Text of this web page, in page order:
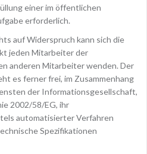
einer im öffentlichen
erforderlich.
auf Widerspruch kann sich die
jeden Mitarbeiter der
anderen Mitarbeiter wenden. Der
es ferner frei, im Zusammenhang
der Informationsgesellschaft,
2002/58/EG, ihr
automatisierter Verfahren
Spezifikationen